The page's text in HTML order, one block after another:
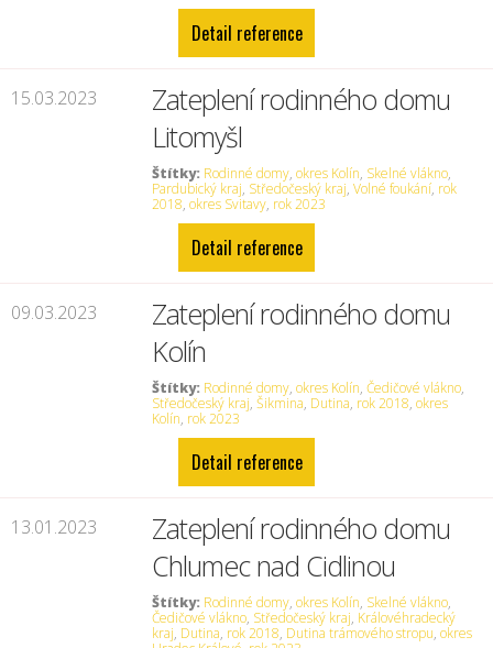
Detail reference
15.03.2023
Zateplení rodinného domu
Litomyšl
Štítky: Rodinné domy,okres Kolín, Skelné vlákno,
Pardubický kraj, Středočeský kraj,Volné foukání, rok
2018,okres Svitavy, rok 2023
Detail reference
09.03.2023
Zateplení rodinného domu
Kolín
Štítky: Rodinné domy,okres Kolín,Čedičové vlákno,
Středočeský kraj,Šikmina, Dutina, rok 2018,okres
Kolín, rok 2023
Detail reference
13.01.2023
Zateplení rodinného domu
Chlumec nad Cidlinou
Štítky: Rodinné domy,okres Kolín, Skelné vlákno,
Čedičové vlákno, Středočeský kraj, Královéhradecký
kraj, Dutina, rok 2018, Dutina trámového stropu,okres